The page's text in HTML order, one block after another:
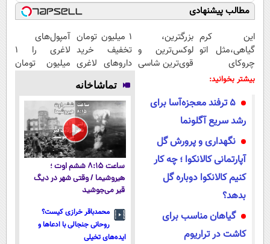
مطالب پیشنهادی
این کرم
گیاهی،مثل اتو
چروکای
پوستتوصاف
بزرگترین،
لوکس‌ترین و
قوی‌ترین شاسی
شد
1 میلیون تومان
تخفیف خرید
داروهای لاغری
با ارسال از
داروخانه و پک
یخ!
آمپول‌های
لاغری را ۱
میلیون تومان
بیشتر بخوانید:
5 ترفند معجزه‌آسا برای
رشد سریع آگلونما
نگهداری و پرورش گل
آپارتمانی کالانکوا ؛‌ چه کار
کنیم کالانکوا دوباره گل
بدهد؟
گیاهان مناسب برای
کاشت در تراریوم
تماشاخانه
ساعت ۸:۱۵ ششم اوت ؛
هیروشیما / وقتی شهر در دیگ
قیر می‌جوشید
محمدباقر خرازی کیست؟
روحانی جنجالی با ادعاها و
ایده‌های تخیلی